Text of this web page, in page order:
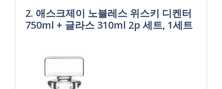
2. 애스크제이 노블레스 위스키 디켄터
750ml + 글라스 310ml 2p 세트, 1세트